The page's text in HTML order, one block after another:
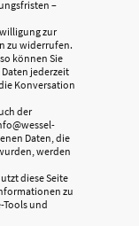
–
zur
zu widerrufen.
können Sie
jederzeit
Konversation
der
Daten, die
werden
diese Seite
zu
Tools und